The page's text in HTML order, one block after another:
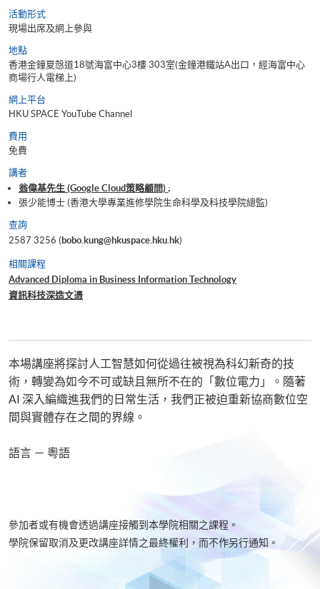
活動形式
現場出席及網上參與
地點
香港金鐘夏慤道18號海富中心3樓 303室(金鐘港鐵站A出口，經海富中心
商場行人電梯上)
網上平台
HKU SPACE YouTube Channel
費用
免費
講者
翁偉基先生 (Google Cloud策略顧問) ;
張少能博士 (香港大學專業進修學院生命科學及科技學院總監)
查詢
2587 3256 (bobo.kung@hkuspace.hku.hk)
相關課程
Advanced Diploma in Business Information Technology
資訊科技深造文憑
本場講座將探討人工智慧如何從過往被視為科幻新奇的技
術，轉變為如今不可或缺且無所不在的「數位電力」。隨著
AI 深入編織進我們的日常生活，我們正被迫重新協商數位空
間與實體存在之間的界線。
語言 － 粵語
參加者或有機會透過講座接觸到本學院相關之課程。
學院保留取消及更改講座詳情之最終權利，而不作另行通知。